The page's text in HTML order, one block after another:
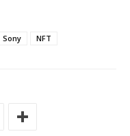
Sony NFT